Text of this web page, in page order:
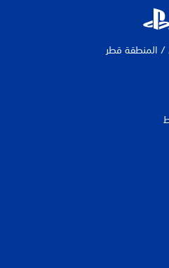
/ المنطقة قطر‏